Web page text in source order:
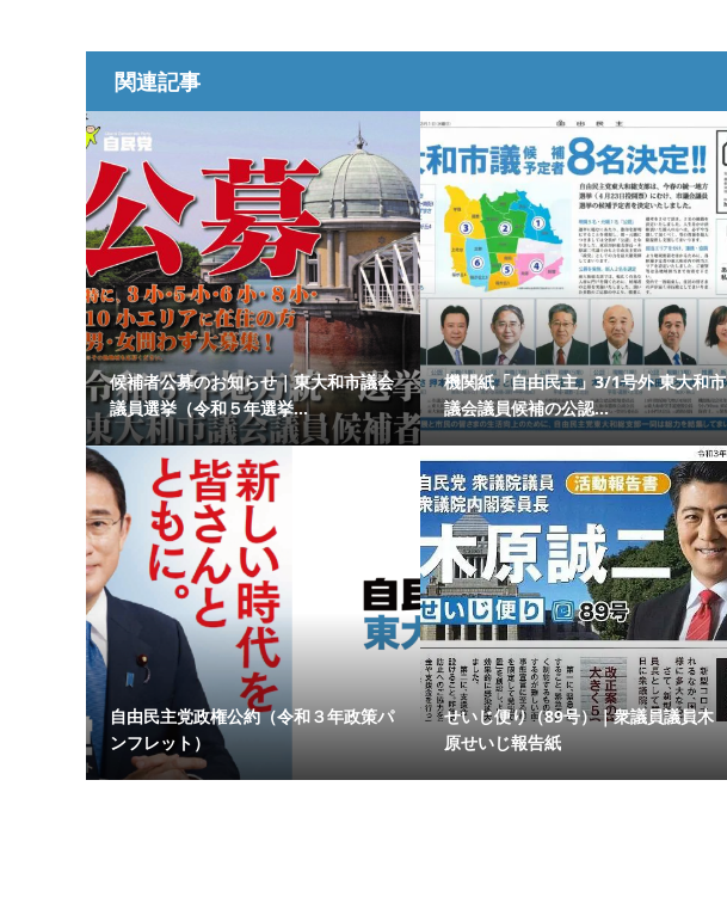
関連記事
候補者公募のお知らせ｜東大和市議会
議員選挙（令和５年選挙...
機関紙「自由民主」3/1号外 東大和市
議会議員候補の公認...
自由民主党政権公約（令和３年政策パ
ンフレット）
せいじ便り（89号）｜衆議員議員木
原せいじ報告紙